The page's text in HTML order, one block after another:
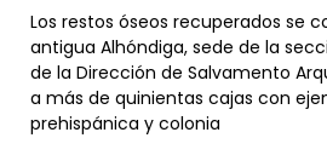
Los restos óseos recuperados se
antigua Alhóndiga, sede de la
de la Dirección de Salvamento
a más de quinientas cajas con
prehispánica y colonia